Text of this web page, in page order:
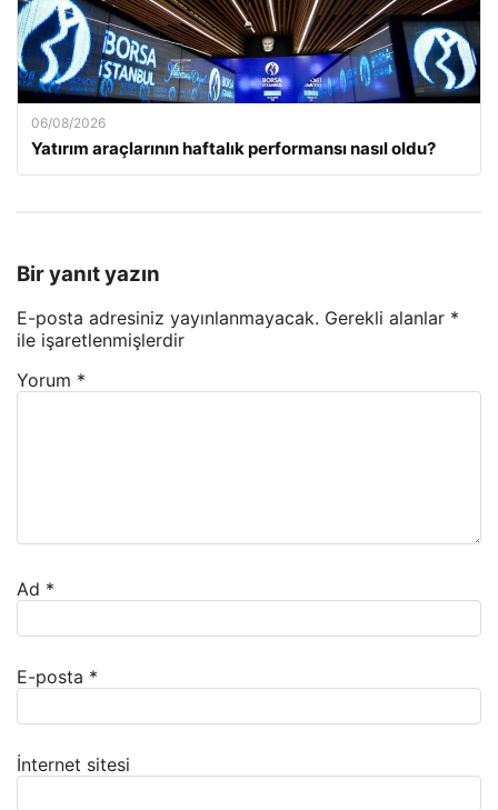
06/08/2026
Yatırım araçlarının haftalık performansı nasıl oldu?
Bir yanıt yazın
E-posta adresiniz yayınlanmayacak. Gerekli alanlar *
ile işaretlenmişlerdir
Yorum *
Ad *
E-posta *
İnternet sitesi